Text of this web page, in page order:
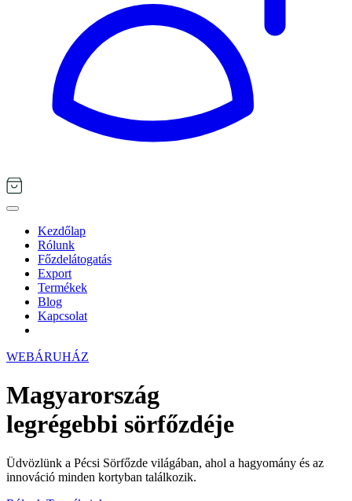
Kezdőlap
Rólunk
Főzdelátogatás
Export
Termékek
Blog
Kapcsolat
WEBÁRUHÁZ
Magyarország
legrégebbi sörfőzdéje
Üdvözlünk a Pécsi Sörfőzde világában, ahol a hagyomány és az
innováció minden kortyban találkozik.